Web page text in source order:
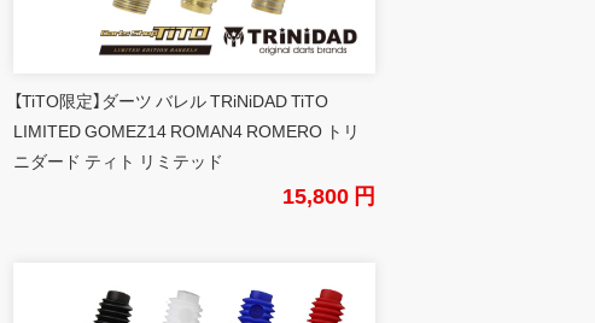
【TiTO限定】ダーツ バレル TRiNiDAD TiTO
LIMITED GOMEZ14 ROMAN4 ROMERO トリ
ニダード ティト リミテッド
15,800 円